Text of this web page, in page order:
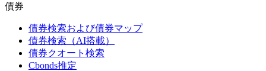
債券
債券検索および債券マップ
債券検索（AI搭載）
債券クオート検索
Cbonds推定